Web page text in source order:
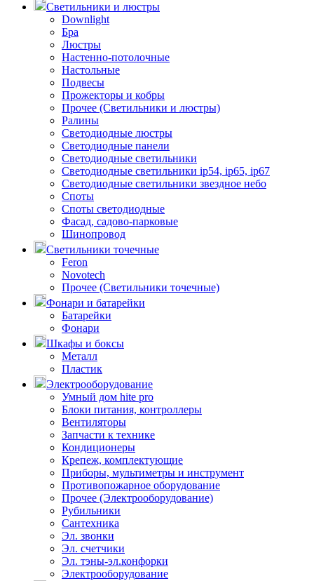
Светильники и люстры
Downlight
Бра
Люстры
Настенно-потолочные
Настольные
Подвесы
Прожекторы и кобры
Прочее (Светильники и люстры)
Ралины
Светодиодные люстры
Светодиодные панели
Светодиодные светильники
Светодиодные светильники ip54, ip65, ip67
Светодиодные светильники звездное небо
Споты
Споты светодиодные
Фасад, садово-парковые
Шинопровод
Светильники точечные
Feron
Novotech
Прочее (Светильники точечные)
Фонари и батарейки
Батарейки
Фонари
Шкафы и боксы
Металл
Пластик
Электрооборудование
Умный дом hite pro
Блоки питания, контроллеры
Вентиляторы
Запчасти к технике
Кондиционеры
Крепеж, комплектующие
Приборы, мультиметры и инструмент
Противопожарное оборудование
Прочее (Электрооборудование)
Рубильники
Сантехника
Эл. звонки
Эл. счетчики
Эл. тэны-эл.конфорки
Электрооборудование